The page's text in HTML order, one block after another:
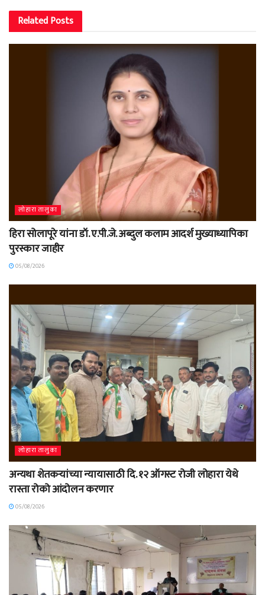
RelatedPosts
लोहारा तालुका
हिरा सोलापूरे यांना डॉ. ए.पी.जे. अब्दुल कलाम आदर्श मुख्याध्यापिका
पुरस्कार जाहीर
05/08/2026
लोहारा तालुका
अन्यथा शेतकऱ्यांच्या न्यायासाठी दि. १२ ऑगस्ट रोजी लोहारा येथे
रास्ता रोको आंदोलन करणार
05/08/2026